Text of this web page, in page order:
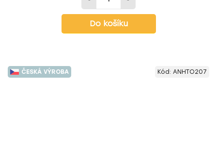
Do košíku
ČESKÁ VÝROBA Kód: ANHTO207